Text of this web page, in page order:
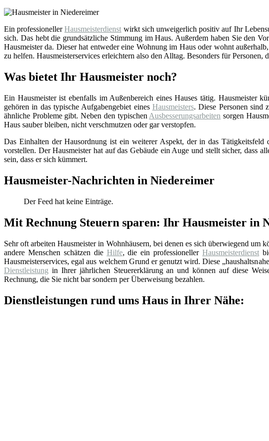
Ein professionellerHausmeisterdienst wirkt sich unweigerlich positiv auf Ihr
sich. Das hebt die grundsätzliche Stimmung im Haus. Außerdem haben Sie den
Hausmeister da. Dieser hat entweder eine Wohnung im Haus oder wohnt
zu helfen. Hausmeisterservices erleichtern also den Alltag. Besonders für Personen,
Was bietet Ihr Hausmeister noch?
Ein Hausmeister ist ebenfalls im Außenbereich eines Hauses tätig. Hausmeister
gehören in das typische Aufgabengebiet eines Hausmeisters. Diese Personen sind
ähnliche Probleme gibt. Neben den typischen Ausbesserungsarbeiten sorgen
Haus sauber bleiben, nicht verschmutzen oder gar verstopfen.
Das Einhalten der Hausordnung ist ein weiterer Aspekt, der in das Tätigkeitsfeld
vorstellen. Der Hausmeister hat auf das Gebäude ein Auge und stellt sicher, dass
sein, dass er sich kümmert.
Hausmeister-Nachrichten in Niedereimer
Der Feed hat keine Einträge.
Mit Rechnung Steuern sparen: Ihr Hausmeister in
Sehr oft arbeiten Hausmeister in Wohnhäusern, bei denen es sich überwiegend um
andere Menschen schätzen die Hilfe, die ein professionellerHausmeisterdienst
Hausmeisterservices, egal aus welchem Grund er genutzt wird. Diese
Dienstleistung in Ihrer jährlichen Steuererklärung an und können auf diese
Rechnung, die Sie nicht bar sondern per Überweisung bezahlen.
Dienstleistungen rund ums Haus in Ihrer Nähe: